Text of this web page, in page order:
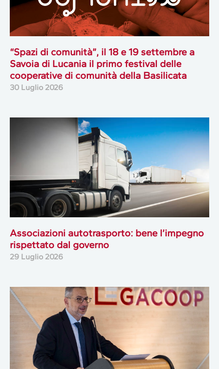
“Spazi di comunità”, il 18 e 19 settembre a
Savoia di Lucania il primo festival delle
cooperative di comunità della Basilicata
30 Luglio 2026
Associazioni autotrasporto: bene l’impegno
rispettato dal governo
29 Luglio 2026